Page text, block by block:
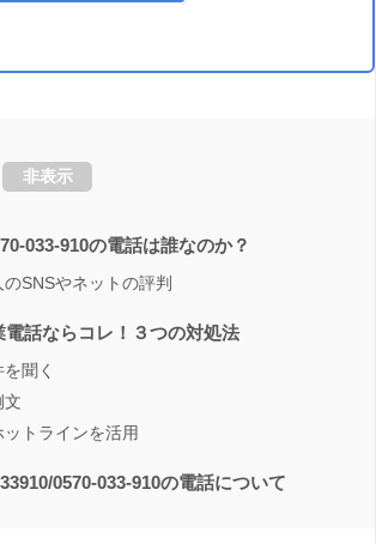
非表示
033-910の電話は誰なのか？
SNSやネットの評判
話ならコレ！３つの対処法
聞く
トラインを活用
0570-033-910の電話について